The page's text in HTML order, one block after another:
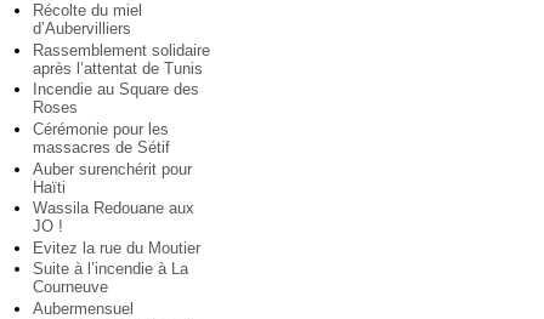
Récolte du miel
d’Aubervilliers
Rassemblement solidaire
après l’attentat de Tunis
Incendie au Square des
Roses
Cérémonie pour les
massacres de Sétif
Auber surenchérit pour
Haïti
Wassila Redouane aux
JO !
Evitez la rue du Moutier
Suite à l’incendie à La
Courneuve
Aubermensuel